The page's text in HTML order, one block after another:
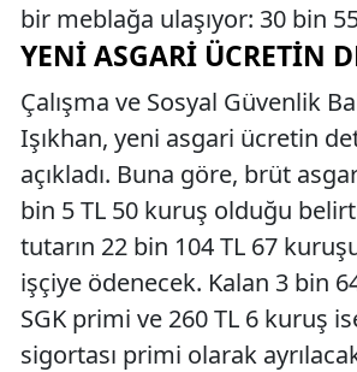
bir meblağa ulaşıyor: 30 bin
YENI ASGARI ÜCRETIN
Çalışma ve Sosyal Güvenlik
Işıkhan, yeni asgari ücretin
açıkladı. Buna göre, brüt
bin 5 TL 50 kuruş olduğu
tutarın 22 bin 104 TL 67
işçiye ödenecek. Kalan 3 bin
SGK primi ve 260 TL 6 kuruş
sigortası primi olarak